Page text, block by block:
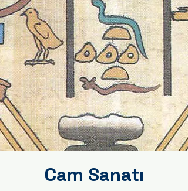
Cam Sanatı